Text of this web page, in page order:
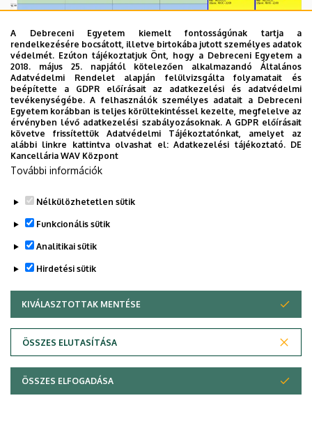
Legutóbbi frissítés: 2022. 07. 22. 13:39
Adatvédelem
Copyright © 2026 Unideb
A Debreceni Egyetem kiemelt fontosságúnak tartja a
rendelkezésére bocsátott, illetve birtokába jutott személyes adatok
védelmét. Ezúton tájékoztatjuk Önt, hogy a Debreceni Egyetem a
2018. május 25. napjától kötelezően alkalmazandó Általános
Adatvédelmi Rendelet alapján felülvizsgálta folyamatait és
beépítette a GDPR előírásait az adatkezelési és adatvédelmi
tevékenységébe. A felhasználók személyes adatait a Debreceni
Egyetem korábban is teljes körültekintéssel kezelte, megfelelve az
érvényben lévő adatkezelési szabályozásoknak. A GDPR előírásait
követve frissítettük Adatvédelmi Tájékoztatónkat, amelyet az
alábbi linkre kattintva olvashat el:Adatkezelési tájékoztató. DE
Kancellária WAV Központ
További információk
Nélkülözhetetlen sütik
Funkcionális sütik
Analitikai sütik
Hirdetési sütik
KIVÁLASZTOTTAK MENTÉSE
ÖSSZES ELUTASÍTÁSA
WITHDRAW CONSENT
ÖSSZES ELFOGADÁSA